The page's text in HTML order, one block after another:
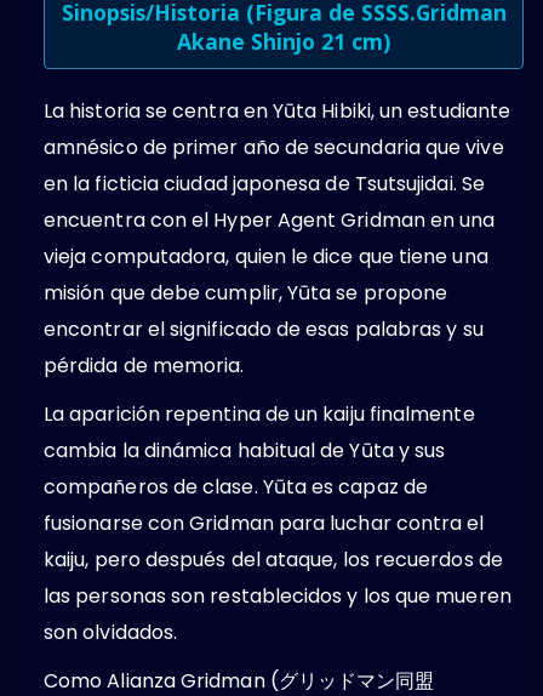
Sinopsis/Historia (Figura de SSSS.Gridman
Akane Shinjo 21 cm)
La historia se centra en Yūta Hibiki, un estudiante
amnésico de primer año de secundaria que vive
en la ficticia ciudad japonesa de Tsutsujidai. Se
encuentra con el Hyper Agent Gridman en una
vieja computadora, quien le dice que tiene una
misión que debe cumplir, Yūta se propone
encontrar el significado de esas palabras y su
pérdida de memoria.
La aparición repentina de un kaiju finalmente
cambia la dinámica habitual de Yūta y sus
compañeros de clase. Yūta es capaz de
fusionarse con Gridman para luchar contra el
kaiju, pero después del ataque, los recuerdos de
las personas son restablecidos y los que mueren
son olvidados.
Como Alianza Gridman (グリッドマン同盟